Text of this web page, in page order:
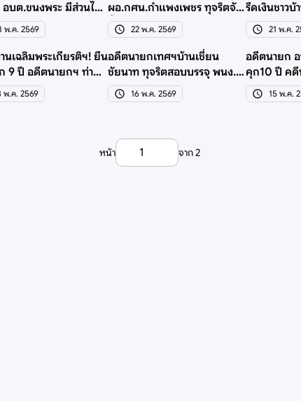
บต.ขนงพระ มีส่วนได้
านเอกชน
พ.ค. 2569
ผอ.กศน.กำแพงเพชร ทุจริตจัด
ซื้อสื่อ/หนังสือ
22 พ.ค. 2569
รีดเงินชาว
ดำเนินคดี
21 พ.ค.
นเฉลิมพระเกียรติฯ! ยืน
9 ปี อดีตนายกฯ ท่าบ่อ
ย
พ.ค. 2569
อดีตนายกเทศฯบ้านเชี่ยน
ชัยนาท ทุจริตสอบบรรจุ พนง.
โดนคุก 2 คดีรวม 7 ปี
16 พ.ค. 2569
อดีตนายก
คุก10 ปี คดี
ทรัพย์ 73 ล.
15 พ.ค.
หน้า จาก2